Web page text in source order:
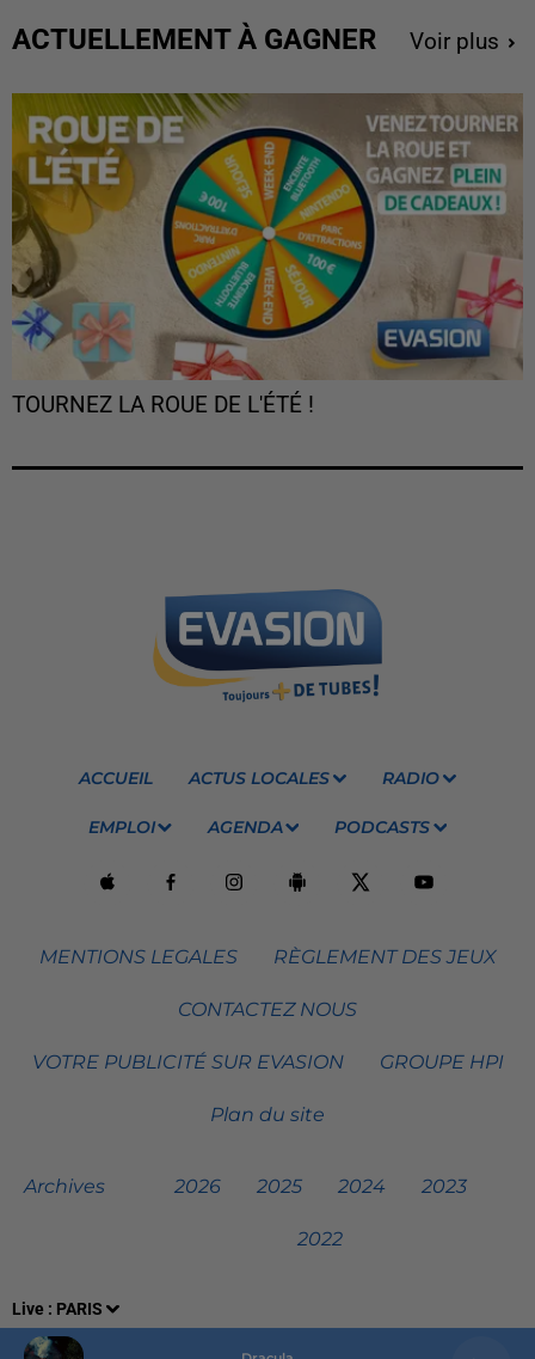
Live : PARIS
ACTUELLEMENT À GAGNER Voir plus
TOURNEZ LA ROUE DE L'ÉTÉ !
ACCUEIL ACTUS LOCALES RADIO
EMPLOI AGENDA PODCASTS
MENTIONS LEGALES RÈGLEMENT DES JEUX
CONTACTEZ NOUS
VOTRE PUBLICITÉ SUR EVASION GROUPE HPI
Plan du site
Archives 2026 2025 2024 2023
2022